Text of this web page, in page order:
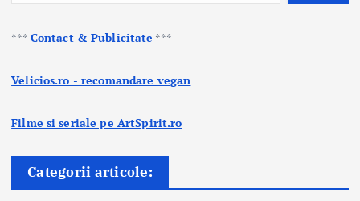
*** Contact & Publicitate ***
Velicios.ro - recomandare vegan
Filme si seriale pe ArtSpirit.ro
Categorii articole: